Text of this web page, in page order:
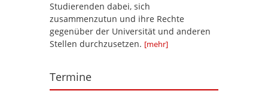
Studierenden dabei, sich
zusammenzutun und ihre Rechte
gegenüber der Universität und anderen
Stellen durchzusetzen. [mehr]
Termine